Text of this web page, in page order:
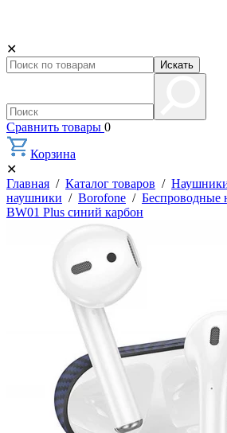
✕
Искать
Сравнить товары 0
Корзина
✕
Главная / Каталог товаров /
наушники / Borofone / Беспроводные
BW01 Plus синий карбон